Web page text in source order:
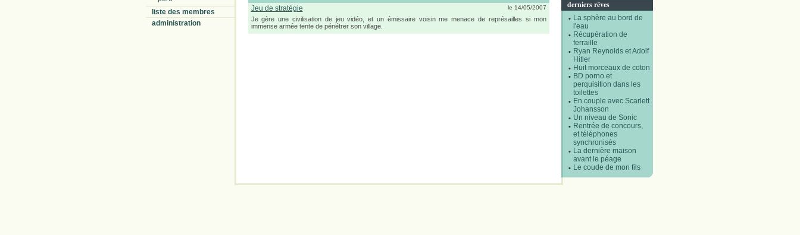
liste des membres
administration
derniers rêves
La sphère au bord de
l'eau
Récupération de
ferraille
Ryan Reynolds et Adolf
Hitler
Huit morceaux de coton
BD porno et
perquisition dans les
toilettes
En couple avec Scarlett
Johansson
Un niveau de Sonic
Rentrée de concours,
et téléphones
synchronisés
La dernière maison
avant le péage
Le coude de mon fils
Jeu de stratégie le 14/05/2007
Je gère une civilisation de jeu vidéo, et un émissaire voisin me menace de représailles si mon
immense armée tente de pénétrer son village.